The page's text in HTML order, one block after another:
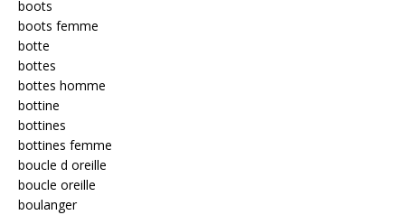
boots
boots femme
botte
bottes
bottes homme
bottine
bottines
bottines femme
boucle d oreille
boucle oreille
boulanger